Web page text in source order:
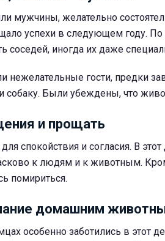
мужчины, желательно
успехи в следующем году.
соседей, иногда их даже
нежелательные гости, предки
собаку. Были убеждены, что
и прощать
спокойствия и согласия. В
к людям и к животным.
помириться.
домашним
особенно заботились в этот